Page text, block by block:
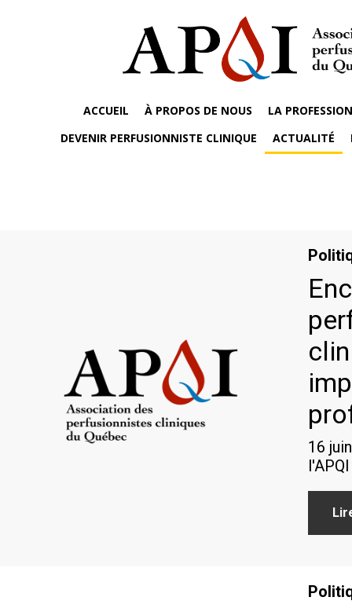
ACCUEIL À PROPOS DE NOUS
LA
DEVENIR PERFUSIONNISTE CLINIQUE
ACTUALITÉ
16
l'APQI